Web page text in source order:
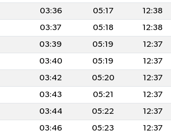
03:36 05:17 12:38
03:37 05:18 12:38
03:39 05:19 12:37
03:40 05:19 12:37
03:42 05:20 12:37
03:43 05:21 12:37
03:44 05:22 12:37
03:46 05:23 12:37